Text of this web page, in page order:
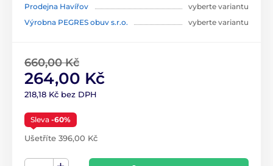
Prodejna Havířov
vyberte variantu
Výrobna PEGRES obuv s.r.o.
vyberte variantu
660,00 Kč
264,00 Kč
218,18 Kč bez DPH
Sleva -60%
Ušetříte 396,00 Kč